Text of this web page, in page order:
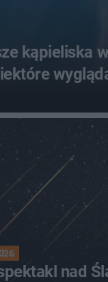
kąpieliska w
nad